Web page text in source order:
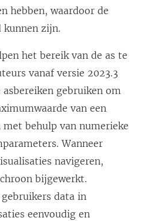
hebben, waardoor de
kunnen zijn.
het bereik van de as te
vanaf versie 2023.3
gebruiken om
van een
behulp van numerieke
Wanneer
navigeren,
bijgewerkt.
data in
eenvoudig en